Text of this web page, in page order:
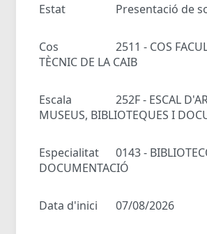
Estat Presentació de
Cos
2511 - COS
TÈCNIC DE LA CAIB
Escala
252F - ESCAL
MUSEUS, BIBLIOTEQUES I
Especialitat
0143 -
DOCUMENTACIÓ
Data d'inici 07/08/2026